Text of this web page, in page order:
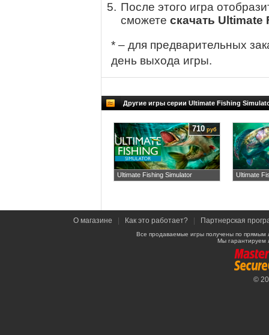
После этого игра
сможете скачать
* – для предварительных
день выхода игры.
Другие игры серии Ultimate Fishing
Ultimate Fishing Simulator
710руб
Ultimate
О магазине Как это работает? Партнерская
Все продаваемые игры получены по
Мы гарантируем
©